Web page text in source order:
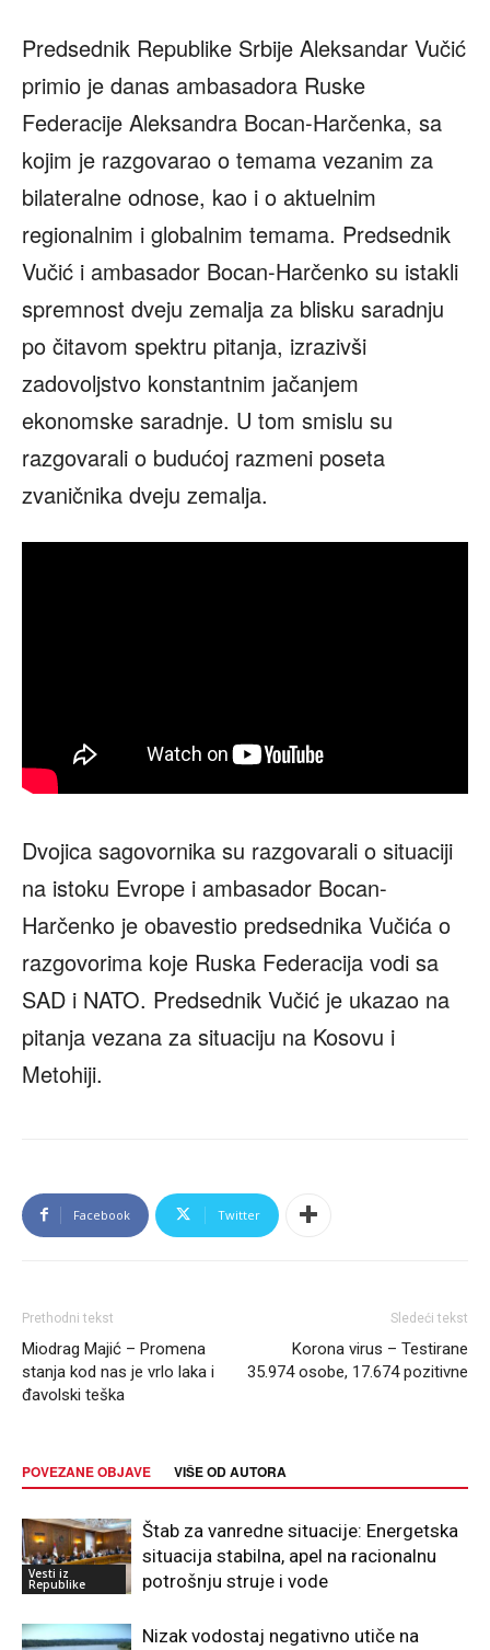
Predsednik Republike Srbije Aleksandar Vučić
primio je danas ambasadora Ruske
Federacije Aleksandra Bocan-Harčenka, sa
kojim je razgovarao o temama vezanim za
bilateralne odnose, kao i o aktuelnim
regionalnim i globalnim temama. Predsednik
Vučić i ambasador Bocan-Harčenko su istakli
spremnost dveju zemalja za blisku saradnju
po čitavom spektru pitanja, izrazivši
zadovoljstvo konstantnim jačanjem
ekonomske saradnje. U tom smislu su
razgovarali o budućoj razmeni poseta
zvaničnika dveju zemalja.
Dvojica sagovornika su razgovarali o situaciji
na istoku Evrope i ambasador Bocan-
Harčenko je obavestio predsednika Vučića o
razgovorima koje Ruska Federacija vodi sa
SAD i NATO. Predsednik Vučić je ukazao na
pitanja vezana za situaciju na Kosovu i
Metohiji.
Facebook Twitter
Prethodni tekst
Miodrag Majić – Promena
stanja kod nas je vrlo laka i
đavolski teška
Sledeći tekst
Korona virus – Testirane
35.974 osobe, 17.674 pozitivne
POVEZANE OBJAVE VIŠE OD AUTORA
Vesti iz
Republike
Štab za vanredne situacije: Energetska
situacija stabilna, apel na racionalnu
potrošnju struje i vode
Nizak vodostaj negativno utiče na